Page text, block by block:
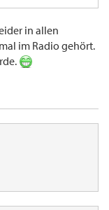
nicht weiterkommen.
in allen
im Radio gehört.